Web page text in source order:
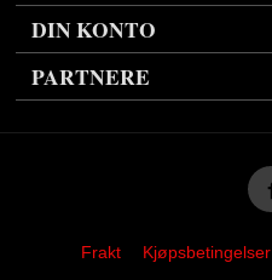
DIN KONTO
PARTNERE
Frakt Kjøpsbetingelser